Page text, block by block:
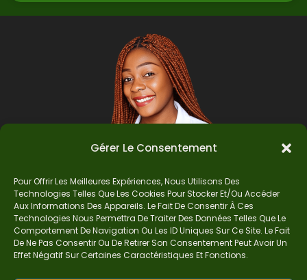
Gérer Le Consentement
Pour Offrir Les Meilleures Expériences, Nous Utilisons Des
Technologies Telles Que Les Cookies Pour Stocker Et/ou Accéder
Aux Informations Des Appareils. Le Fait De Consentir À Ces
Technologies Nous Permettra De Traiter Des Données Telles Que Le
Comportement De Navigation Ou Les ID Uniques Sur Ce Site. Le Fait
De Ne Pas Consentir Ou De Retirer Son Consentement Peut Avoir Un
Effet Négatif Sur Certaines Caractéristiques Et Fonctions.
Auteur
Je suis Madame Mba, une enseignante certifiée